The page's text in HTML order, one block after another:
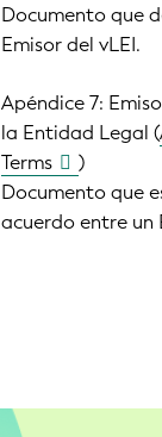
Documento que
Emisor del vLEI.
Apéndice 7:
la Entidad Legal (
Terms
)
Documento que
acuerdo entre un